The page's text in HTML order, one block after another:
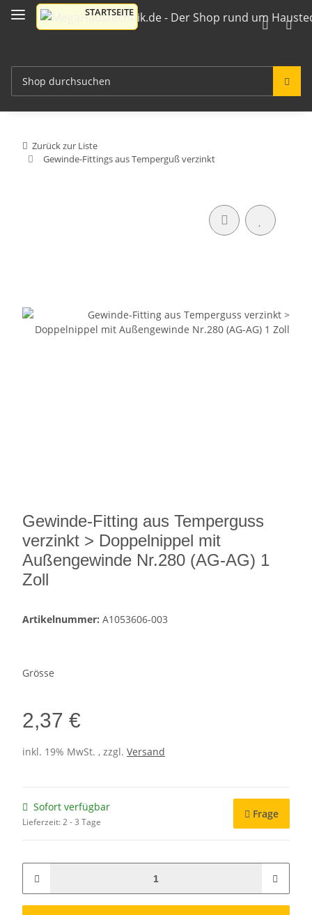
Zurück zur Liste
Gewinde-Fittings aus Temperguß verzinkt
Gewinde-Fitting aus Temperguss
verzinkt > Doppelnippel mit
Außengewinde Nr.280 (AG-AG) 1
Zoll
Artikelnummer: A1053606-003
Grösse
2,37 €
inkl. 19% MwSt. , zzgl. Versand
Sofort verfügbar
Lieferzeit:2 - 3 Tage
Frage